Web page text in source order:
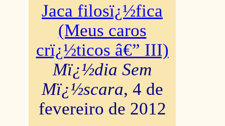
Jaca filosï¿½fica
(Meus caros
crï¿½ticos â€” III)
Mï¿½dia Sem
Mï¿½scara, 4 de
fevereiro de 2012